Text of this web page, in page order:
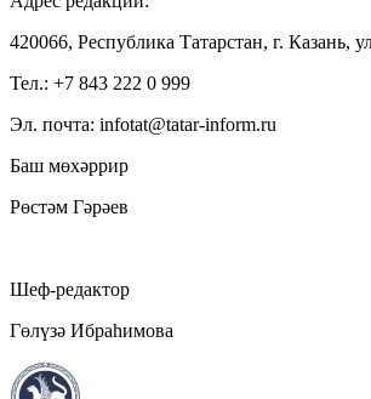
420066, Республика Татарстан, г. Казань,
Тел.: +7 843 222 0 999
Эл. почта: infotat@tatar-inform.ru
Баш мөхәррир
Рөстәм Гәрәев
Шеф-редактор
Гөлүзә Ибраһимова